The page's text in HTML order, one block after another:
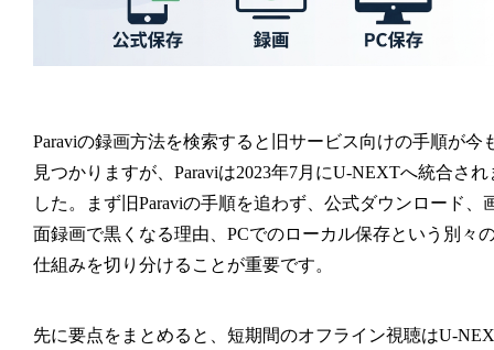
Paraviの録画方法を検索すると旧サービス向けの手順が今
見つかりますが、Paraviは2023年7月にU-NEXTへ統合され
した。まず旧Paraviの手順を追わず、公式ダウンロード、
面録画で黒くなる理由、PCでのローカル保存という別々
仕組みを切り分けることが重要です。
先に要点をまとめると、短期間のオフライン視聴はU-